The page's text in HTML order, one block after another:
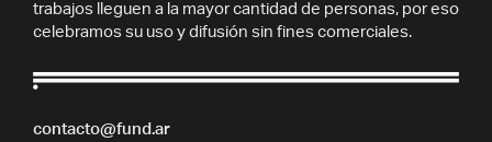
contacto@fund.ar
trabajos lleguen a la mayor cantidad de personas, por eso
celebramos su uso y difusión sin fines comerciales.